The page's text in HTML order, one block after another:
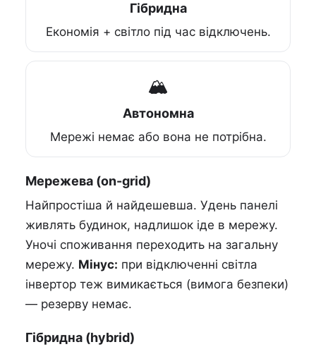
Гібридна
Економія + світло під час відключень.
🏔️
Автономна
Мережі немає або вона не потрібна.
Мережева (on-grid)
Найпростіша й найдешевша. Удень панелі
живлять будинок, надлишок іде в мережу.
Уночі споживання переходить на загальну
мережу. Мінус: при відключенні світла
інвертор теж вимикається (вимога безпеки)
— резерву немає.
Гібридна (hybrid)